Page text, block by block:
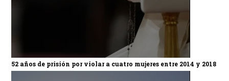
52 años de prisión por violar a cuatro mujeres entre 2014 y 2018